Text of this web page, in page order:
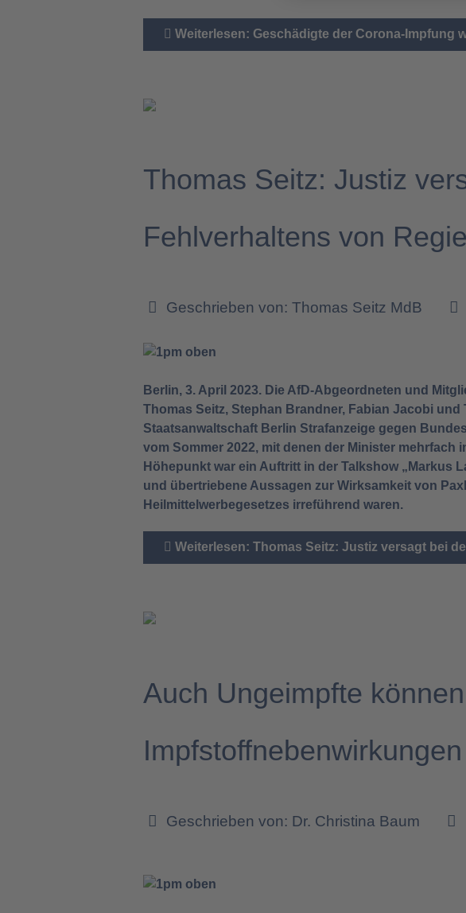
Weiterlesen: Geschädigte der Corona-Impfung
Thomas Seitz: Justiz
Fehlverhaltens von
Geschrieben von:Thomas Seitz MdB
Berlin, 3. April 2023. Die AfD-Abgeordneten und
Thomas Seitz, Stephan Brandner, Fabian Jacobi
Staatsanwaltschaft Berlin Strafanzeige gegen
vom Sommer 2022, mit denen der Minister
Höhepunkt war ein Auftritt in der Talkshow „Markus
und übertriebene Aussagen zur Wirksamkeit von
Heilmittelwerbegesetzes irreführend waren.
Weiterlesen: Thomas Seitz: Justiz versagt bei
Auch Ungeimpfte
Geschrieben von: Dr. Christina Baum